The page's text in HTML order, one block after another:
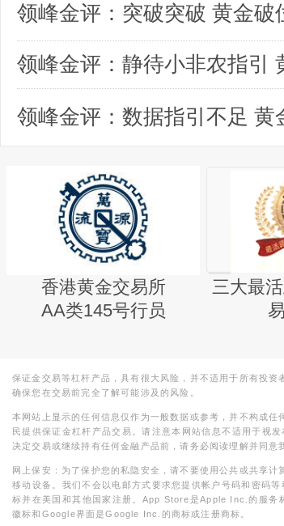
领峰金评：突破突破 黄金破
领峰金评：数据指引不足 黄
香港黄金交易所
AA类145号行员
三大最
保证金交易等杠杆产品，具有很大风险，并不适用于所有投
确保您在交易前完全了解可能涉及的风险。
本网站上显示的任何信息仅作为一般数据或参考，并不构成
民提供保证金杠杆产品交易。请注意本网站信息不适用于视
决定交易或继续持有任何金融产品前，请务必阅读理解并同意
网上保安：为了保护您的私隐安全，请不要使用公共或共享
移动设备。我们不会以电邮方式要求您提供帐户号码和密
标并在美国和其他国家注册。App Store是Apple Inc.的服
徽标和Google界面是Google Inc.的商标或注册商标。